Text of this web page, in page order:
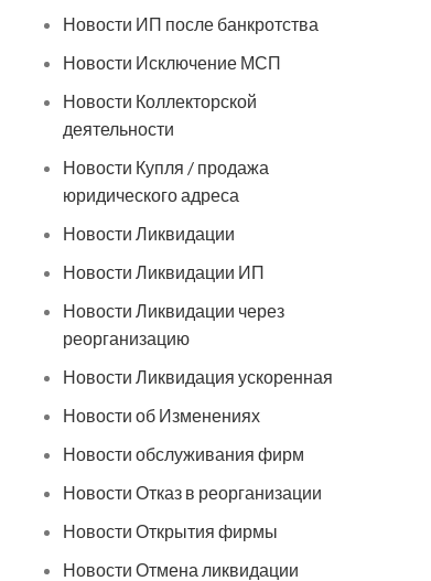
Новости ИП после банкротства
Новости Исключение МСП
Новости Коллекторской
деятельности
Новости Купля / продажа
юридического адреса
Новости Ликвидации
Новости Ликвидации ИП
Новости Ликвидации через
реорганизацию
Новости Ликвидация ускоренная
Новости об Изменениях
Новости обслуживания фирм
Новости Отказ в реорганизации
Новости Открытия фирмы
Новости Отмена ликвидации